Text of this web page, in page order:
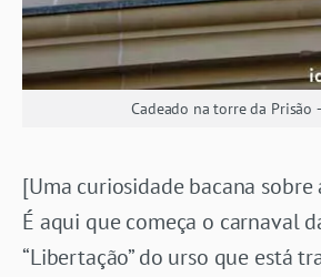
Cadeado na torre da Prisão
[Uma curiosidade bacana sobre
É aqui que começa o carnaval
“Libertação” do urso que está